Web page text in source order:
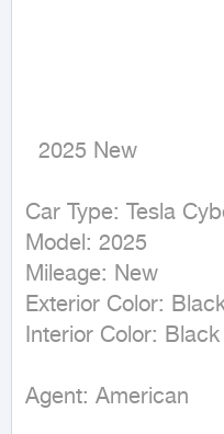
  2025 New
Car Type: Tesla
Model: 2025
Mileage: New
Exterior Color:
Interior Color: Black
Agent: American